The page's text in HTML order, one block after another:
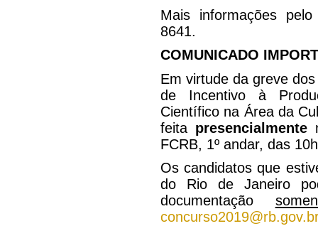
Mais informações
8641.
COMUNICADO
Em virtude da greve
de Incentivo à
Científico na Área da
feita presencialmente
FCRB, 1º andar, das
Os candidatos que
do Rio de Janeiro
documentação
concurso2019@rb.gov.br